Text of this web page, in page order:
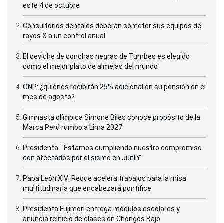
este 4 de octubre
Consultorios dentales deberán someter sus equipos de
rayos X a un control anual
El ceviche de conchas negras de Tumbes es elegido
como el mejor plato de almejas del mundo
ONP: ¿quiénes recibirán 25% adicional en su pensión en el
mes de agosto?
Gimnasta olímpica Simone Biles conoce propósito de la
Marca Perú rumbo a Lima 2027
Presidenta: “Estamos cumpliendo nuestro compromiso
con afectados por el sismo en Junín"
Papa León XIV: Reque acelera trabajos para la misa
multitudinaria que encabezará pontífice
Presidenta Fujimori entrega módulos escolares y
anuncia reinicio de clases en Chongos Bajo